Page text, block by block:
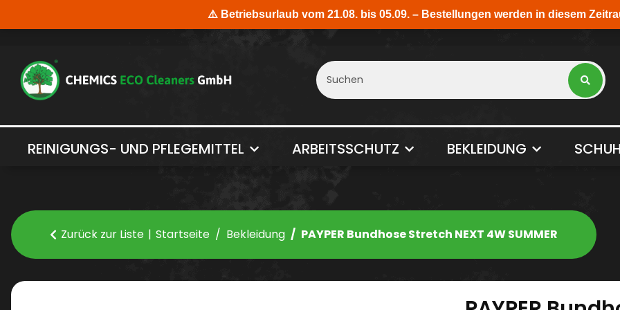
REINIGUNGS- UND PFLEGEMITTEL ARBEITSSCHUTZ BEKLEIDUNG
Zurück zur Liste Startseite Bekleidung PAYPER Bundhose Stretch NEXT 4W SUMMER